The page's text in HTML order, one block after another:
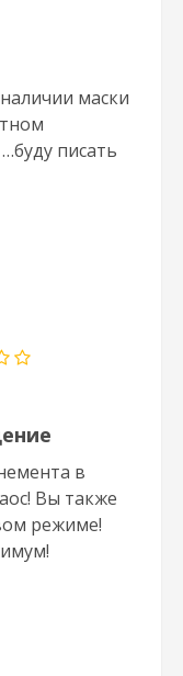
маски
писать
в
Вы также
режиме!